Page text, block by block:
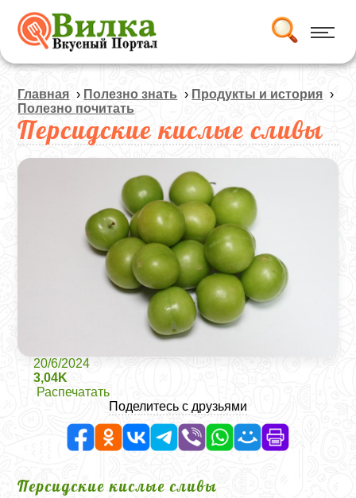
Главная › Полезно знать › Продукты и история ›
Полезно почитать
Персидские кислые сливы
20/6/2024
3,04K
Распечатать
Поделитесь с друзьями
Персидские кислые сливы